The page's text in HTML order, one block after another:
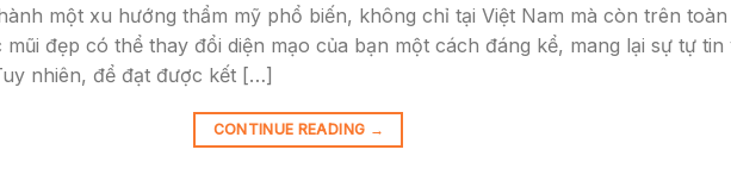
một xu hướng thẩm mỹ phổ biến, không chỉ tại Việt Nam mà còn trên toàn
mũi đẹp có thể thay đổi diện mạo của bạn một cách đáng kể, mang lại sự tự tin
nhiên, để đạt được kết […]
CONTINUE READING →